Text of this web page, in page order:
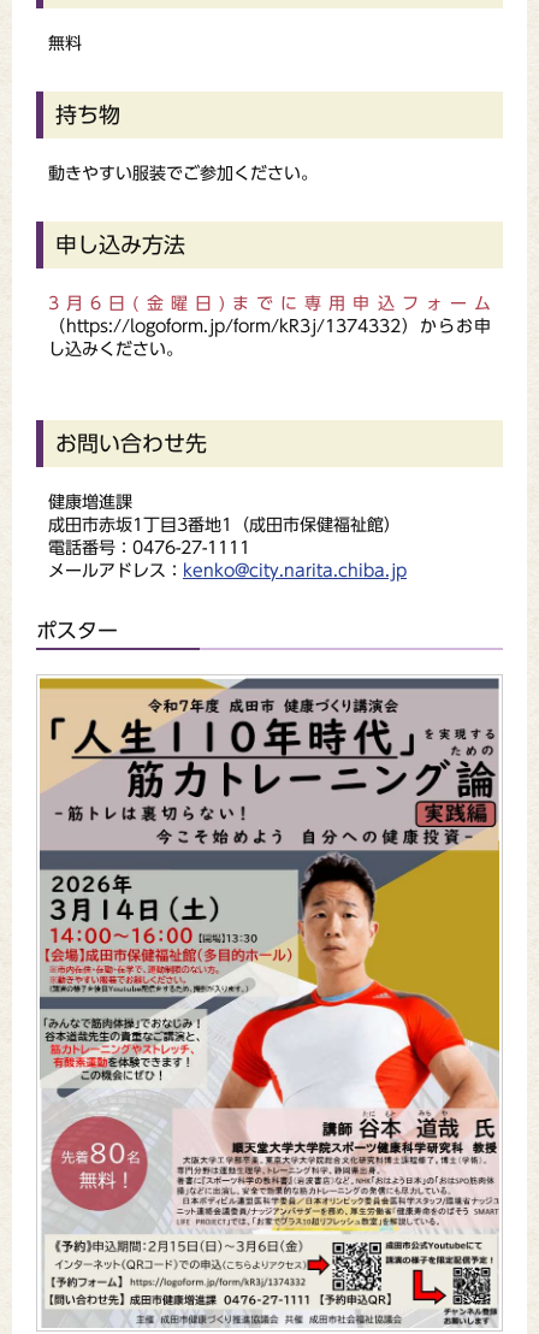
無料
持ち物
動きやすい服装でご参加ください。
申し込み方法
3月6日(金曜日)までに専用申込フォーム
（https://logoform.jp/form/kR3j/1374332）からお申
し込みください。
お問い合わせ先
健康増進課
成田市赤坂1丁目3番地1（成田市保健福祉館）
電話番号：0476-27-1111
メールアドレス： kenko@city.narita.chiba.jp
ポスター